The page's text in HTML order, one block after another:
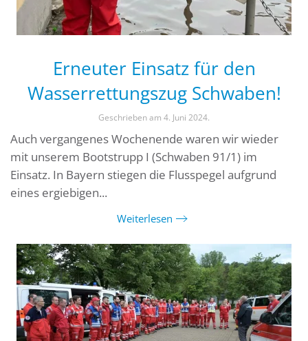
Erneuter Einsatz für den
Wasserrettungszug Schwaben!
Geschrieben am 4. Juni 2024.
Auch vergangenes Wochenende waren wir wieder
mit unserem Bootstrupp I (Schwaben 91/1) im
Einsatz. In Bayern stiegen die Flusspegel aufgrund
eines ergiebigen...
Weiterlesen